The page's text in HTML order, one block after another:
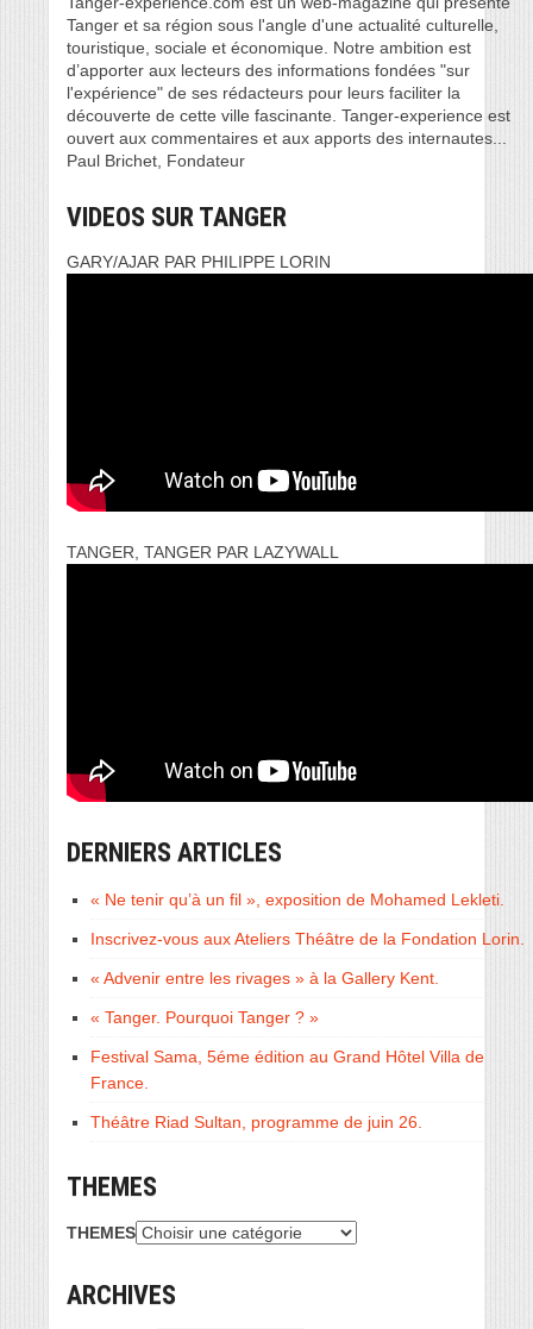
Tanger et sa région sous l'angle d'une actualité culturelle,
touristique, sociale et économique. Notre ambition est
d’apporter aux lecteurs des informations fondées "sur
l'expérience" de ses rédacteurs pour leurs faciliter la
découverte de cette ville fascinante. Tanger-experience est
ouvert aux commentaires et aux apports des internautes...
Paul Brichet, Fondateur
VIDEOS SUR TANGER
GARY/AJAR PAR PHILIPPE LORIN
TANGER, TANGER PAR LAZYWALL
DERNIERS ARTICLES
« Ne tenir qu’à un fil », exposition de Mohamed Lekleti.
Inscrivez-vous aux Ateliers Théâtre de la Fondation Lorin.
« Advenir entre les rivages » à la Gallery Kent.
« Tanger. Pourquoi Tanger ? »
Festival Sama, 5éme édition au Grand Hôtel Villa de
France.
Théâtre Riad Sultan, programme de juin 26.
THEMES
THEMES
ARCHIVES